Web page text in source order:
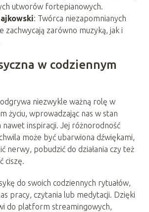
utworów fortepianowych.
: Twórca niezapomnianych
zachwycają zarówno muzyką, jak i
w codziennym
niezwykle ważną rolę w
życiu, wprowadzając nas w stan
nawet inspiracji. Jej różnorodność
może być ubarwiona dźwiękami,
nerwy, pobudzić do działania czy też
ciszę.
do swoich codziennych rytuałów,
pracy, czytania lub medytacji. Dzięki
do platform streamingowych,